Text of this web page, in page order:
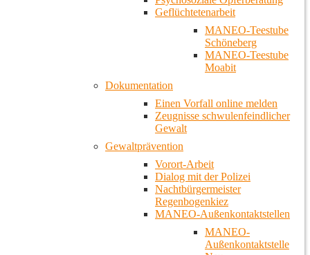
Geflüchtetenarbeit
MANEO-Teestube
Schöneberg
MANEO-Teestube
Moabit
Dokumentation
Einen Vorfall online melden
Zeugnisse schwulenfeindlicher
Gewalt
Gewaltprävention
Vorort-Arbeit
Dialog mit der Polizei
Nachtbürgermeister
Regenbogenkiez
MANEO-Außenkontaktstellen
MANEO-
Außenkontaktstelle